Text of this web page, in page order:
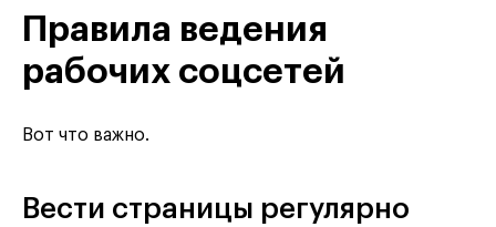
Правила ведения
рабочих соцсетей
Вот что важно.
Вести страницы регулярно